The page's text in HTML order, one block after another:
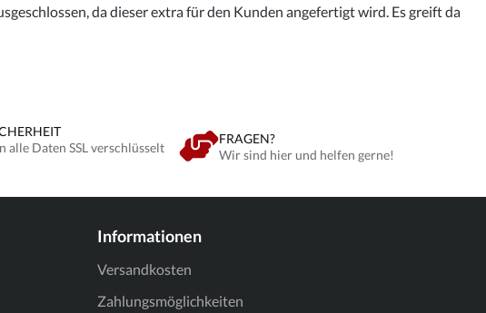
da dieser extra für den Kunden angefertigt wird. Es greift da
alle Daten SSL verschlüsselt
FRAGEN?
Wir sind hier und helfen gerne!
Informationen
Versandkosten
Zahlungsmöglichkeiten